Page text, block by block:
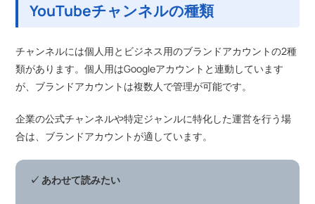
YouTubeチャンネルの種類
チャンネルには個人用とビジネス用のブランドアカウントの2種
類があります。個人用はGoogleアカウントと連動しています
が、ブランドアカウントは複数人で管理が可能です。
企業の公式チャンネルや特定ジャンルに特化した運営を行う場
合は、ブランドアカウントが適しています。
✓ あわせて読みたい